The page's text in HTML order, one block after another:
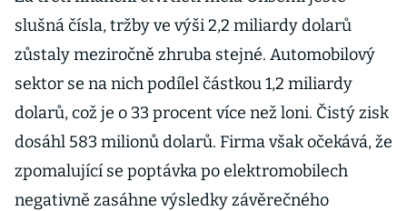
slušná čísla, tržby ve výši 2,2 miliardy dolarů
zůstaly meziročně zhruba stejné. Automobilový
sektor se na nich podílel částkou 1,2 miliardy
dolarů, což je o 33 procent více než loni. Čistý zisk
dosáhl 583 milionů dolarů. Firma však očekává, že
zpomalující se poptávka po elektromobilech
negativně zasáhne výsledky závěrečného